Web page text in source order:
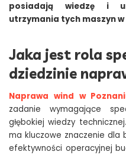
posiadają wiedzę i
utrzymania tych maszyn w
Jaka jest rola
dziedzinie
Naprawa wind w
zadanie wymagające
głębokiej wiedzy
ma kluczowe znaczenie dla
efektywności operacyjnej